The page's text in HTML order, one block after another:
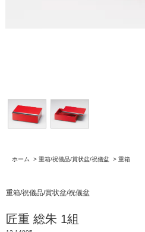
ホーム > 重箱/祝儀品/賞状盆/祝儀盆 > 重箱
重箱/祝儀品/賞状盆/祝儀盆
匠重 総朱 1組